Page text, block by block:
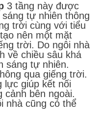
3 tầng này được
tự nhiên thông
trời cùng với tiểu
nên một mặt
trời. Do ngôi nhà
về chiều sâu khá
sáng tự nhiên.
qua giếng trời.
giúp kết nối
cảnh bên ngoài.
nhà cũng có thể